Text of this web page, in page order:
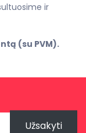
ir
(su PVM).
Užsakyti